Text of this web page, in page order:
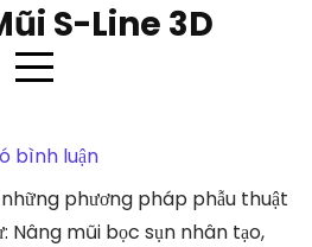
S-Line 3D
sụn nhân tạo có
bình luận
phương pháp phẫu thuật
Nâng mũi bọc sụn nhân tạo,